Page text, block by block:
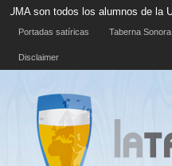
los alumnos de la UMA
Portadas satíricas Taberna Sonora
Disclaimer